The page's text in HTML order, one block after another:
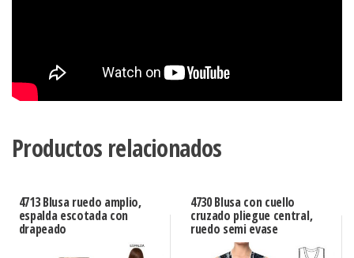
Productos relacionados
4713 Blusa ruedo amplio,
espalda escotada con
drapeado
4730 Blusa con cuello
cruzado pliegue central,
ruedo semi evase